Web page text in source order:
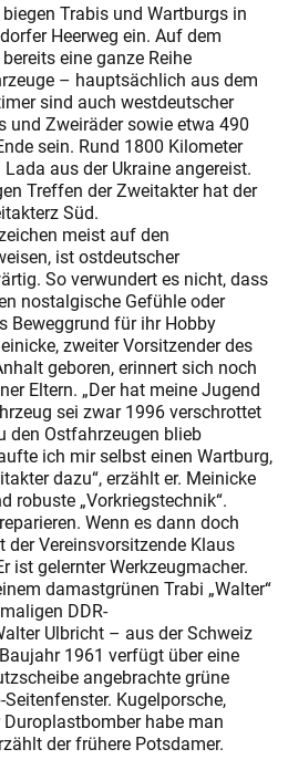
Trabis und Wartburgs in
Heerweg ein. Auf dem
eine ganze Reihe
– hauptsächlich aus dem
sind auch westdeutscher
und Zweiräder sowie etwa 490
sein. Rund 1800 Kilometer
aus der Ukraine angereist.
Treffen der Zweitakter hat der
Süd.
meist auf den
ist ostdeutscher
So verwundert es nicht, dass
nostalgische Gefühle oder
Beweggrund für ihr Hobby
zweiter Vorsitzender des
geboren, erinnert sich noch
Eltern. „Der hat meine Jugend
sei zwar 1996 verschrottet
den Ostfahrzeugen blieb
ich mir selbst einen Wartburg,
dazu“, erzählt er. Meinicke
robuste „Vorkriegstechnik“.
Wenn es dann doch
Vereinsvorsitzende Klaus
ist gelernter Werkzeugmacher.
damastgrünen Trabi „Walter“
DDR-
Ulbricht – aus der Schweiz
1961 verfügt über eine
angebrachte grüne
Kugelporsche,
habe man
der frühere Potsdamer.